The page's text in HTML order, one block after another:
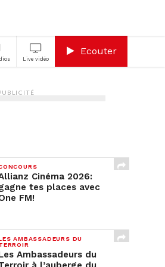
Live vidéo
Ecouter
Cinéma 2026:
tes places avec
FM!
AMBASSADEURS DU
Ambassadeurs du